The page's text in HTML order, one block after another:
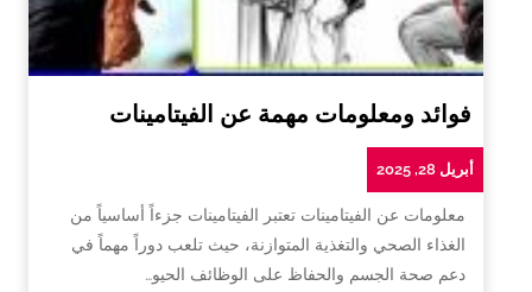
فوائد ومعلومات مهمة عن الفيتامينات
أبريل 28, 2025
معلومات عن الفيتامينات تعتبر الفيتامينات جزءاً أساسياً من
الغذاء الصحي والتغذية المتوازنة، حيث تلعب دوراً مهماً في
دعم صحة الجسم والحفاظ على الوظائف الحيو…